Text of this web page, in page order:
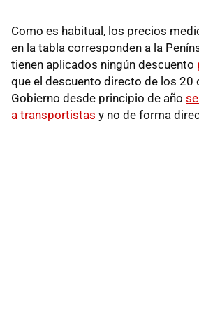
Como es habitual, los precios
en la tabla corresponden a la
tienen aplicados ningún descuento
que el descuento directo de los 20
Gobierno desde principio de año
a transportistas y no de forma